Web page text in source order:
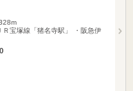
Ｒ宝塚線「猪名寺駅」 ・阪急伊